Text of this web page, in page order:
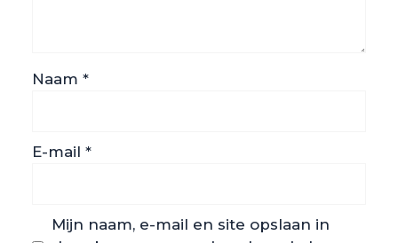
Naam *
E-mail *
Mijn naam, e-mail en site opslaan in